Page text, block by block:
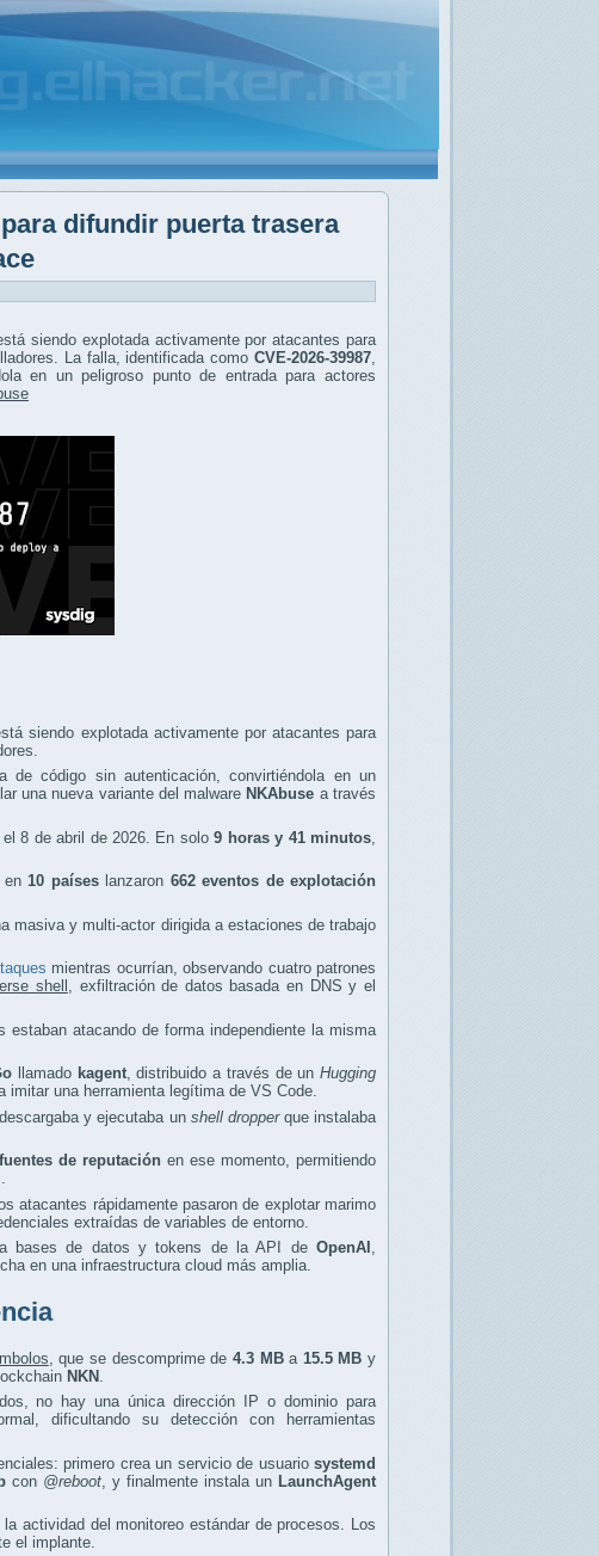
difundir puerta trasera
siendo explotada activamente por atacantes para
La falla, identificada comoCVE-2026-39987
en un peligroso punto de entrada para actores
siendo explotada activamente por atacantes para
de código sin autenticación, convirtiéndola en un
una nueva variante del malware NKAbuse a través
8 de abril de 2026. En solo9 horas y 41 minutos
10 paíseslanzaron 662 eventos de explotación
masiva y multi-actor dirigida a estaciones de trabajo
mientras ocurrían, observando cuatro patrones
shell , exfiltración de datos basada en DNS y el
estaban atacando de forma independiente la misma
llamado kagent, distribuido a través de un Hugging
imitar una herramienta legítima de VS Code.
y ejecutaba un shell dropperque instalaba
de reputación en ese momento, permitiendo
atacantes rápidamente pasaron de explotar marimo
extraídas de variables de entorno.
bases de datos y tokens de la API deOpenAI ,
en una infraestructura cloud más amplia.
, que se descomprime de 4.3 MBa 15.5 MB y
NKN
no hay una única dirección IP o dominio para
dificultando su detección con herramientas
primero crea un servicio de usuario systemd
con @reboot , y finalmente instala un LaunchAgent
actividad del monitoreo estándar de procesos. Los
el implante.